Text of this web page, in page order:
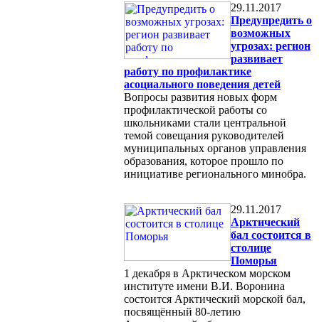
29.11.2017
Предупредить о
возможных
угрозах: регион
развивает
работу по профилактике
асоциального поведения детей
Вопросы развития новых форм
профилактической работы со
школьниками стали центральной
темой совещания руководителей
муниципальных органов управления
образования, которое прошло по
инициативе регионального минобра.
29.11.2017
Арктический
бал состоится в
столице
Поморья
1 декабря в Арктическом морском
институте имени В.И. Воронина
состоится Арктический морской бал,
посвящённый 80-летию